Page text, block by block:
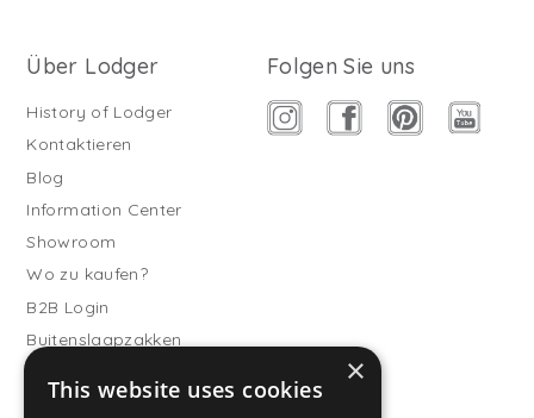
Über Lodger
History of Lodger
Kontaktieren
Blog
Information Center
Showroom
Wo zu kaufen?
B2B Login
Buitenslaapzakken
Folgen Sie uns
×
This website uses cookies